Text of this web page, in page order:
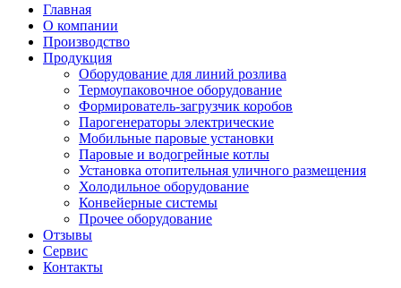
Главная
О компании
Производство
Продукция
Оборудование для линий розлива
Термоупаковочное оборудование
Формирователь-загрузчик коробов
Парогенераторы электрические
Мобильные паровые установки
Паровые и водогрейные котлы
Установка отопительная уличного размещения
Холодильное оборудование
Конвейерные системы
Прочее оборудование
Отзывы
Сервис
Контакты